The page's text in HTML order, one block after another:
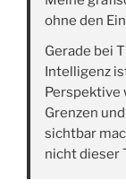
ohne den
Gerade bei
Intelligenz
Perspektive
Grenzen
sichtbar
nicht dieser